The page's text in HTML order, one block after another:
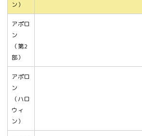
ン）
アポロ
ン
（第2
部）
アポロ
ン
（ハロ
ウィ
ン）